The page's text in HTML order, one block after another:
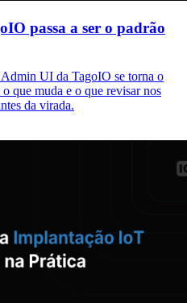
passa a ser o padrão
UI da TagoIO se torna o
que muda e o que revisar nos
da virada.